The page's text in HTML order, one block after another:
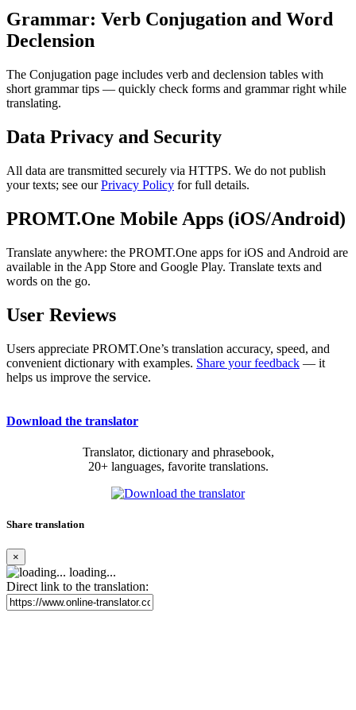
Grammar: Verb Conjugation and Word
Declension
The Conjugation page includes verb and declension tables with
short grammar tips — quickly check forms and grammar right while
translating.
Data Privacy and Security
All data are transmitted securely via HTTPS. We do not publish
your texts; see ourPrivacy Policy for full details.
PROMT.One Mobile Apps (iOS/Android)
Translate anywhere: the PROMT.One apps for iOS and Android are
available in the App Store and Google Play. Translate texts and
words on the go.
User Reviews
Users appreciate PROMT.One’s translation accuracy, speed, and
convenient dictionary with examples. Share your feedback — it
helps us improve the service.
Download the translator
Translator, dictionary and phrasebook,
20+ languages, favorite translations.
Share translation
×
loading...
Direct link to the translation: